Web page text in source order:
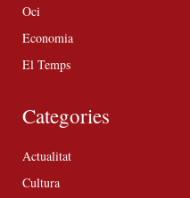
Oci
Economia
El Temps
Categories
Actualitat
Cultura